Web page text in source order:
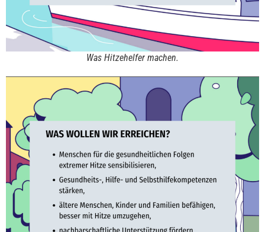
Was Hitzehelfer machen.